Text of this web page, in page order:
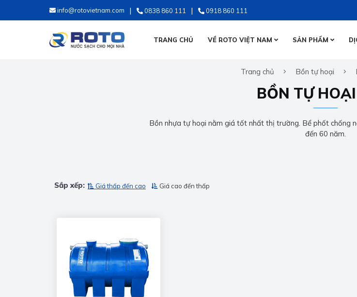
info@rotovietnam.com 0838 860 111 0918 860 111
TRANG CHỦ VỀ ROTO VIỆT NAM SẢN PHẨM
Trang chủ Bồn tự hoại
BỒN TỰ
Bồn nhựa tự hoại nằm giá tốt nhất thị trường. Bể phốt chống
đến 60 năm.
Sắp xếp: Giá thấp đến cao Giá cao đến thấp